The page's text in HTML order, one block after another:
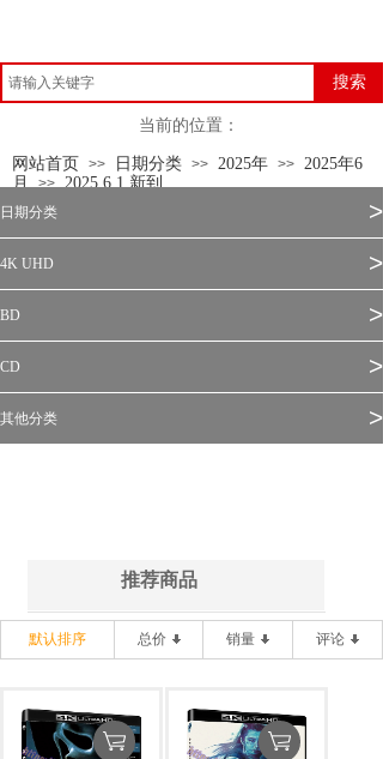
搜索
当前的位置：
网站首页 >> 日期分类 >> 2025年 >> 2025年6
月 >> 2025.6.1 新到
日期分类 >
4K UHD >
BD >
CD >
其他分类 >
推荐商品
默认排序 总价 销量 评论